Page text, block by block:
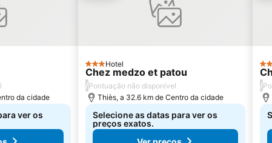
da cidade
ver os
3 Estrelas
Hotel
Chez medzo et patou
/Pontuação não disponível
Thiès, a 32.6 km de Centro da cidade
Selecione as datas para ver os
preços exatos.
3
/